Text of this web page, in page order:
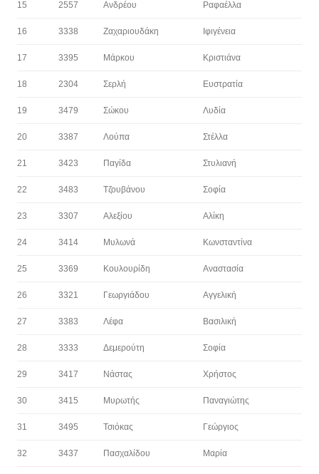
15 2557 Ανδρέου Ραφαέλλα
16 3338 Ζαχαριουδάκη Ιφιγένεια
17 3395 Μάρκου Κριστιάνα
18 2304 Σερλή Ευστρατία
19 3479 Σώκου Λυδία
20 3387 Λούπα Στέλλα
21 3423 Παγίδα Στυλιανή
22 3483 Τζουβάνου Σοφία
23 3307 Αλεξίου Αλίκη
24 3414 Μυλωνά Κωνσταντίνα
25 3369 Κουλουρίδη Αναστασία
26 3321 Γεωργιάδου Αγγελική
27 3383 Λέφα Βασιλική
28 3333 Δεμερούτη Σοφία
29 3417 Νάστας Χρήστος
30 3415 Μυρωτής Παναγιώτης
31 3495 Τσιόκας Γεώργιος
32 3437 Πασχαλίδου Μαρία